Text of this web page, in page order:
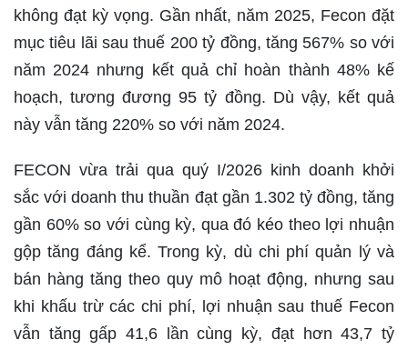
không đạt kỳ vọng. Gần nhất, năm 2025, Fecon đặt
mục tiêu lãi sau thuế 200 tỷ đồng, tăng 567% so với
năm 2024 nhưng kết quả chỉ hoàn thành 48% kế
hoạch, tương đương 95 tỷ đồng. Dù vậy, kết quả
này vẫn tăng 220% so với năm 2024.
FECON vừa trải qua quý I/2026 kinh doanh khởi
sắc với doanh thu thuần đạt gần 1.302 tỷ đồng, tăng
gần 60% so với cùng kỳ, qua đó kéo theo lợi nhuận
gộp tăng đáng kể. Trong kỳ, dù chi phí quản lý và
bán hàng tăng theo quy mô hoạt động, nhưng sau
khi khấu trừ các chi phí, lợi nhuận sau thuế Fecon
vẫn tăng gấp 41,6 lần cùng kỳ, đạt hơn 43,7 tỷ